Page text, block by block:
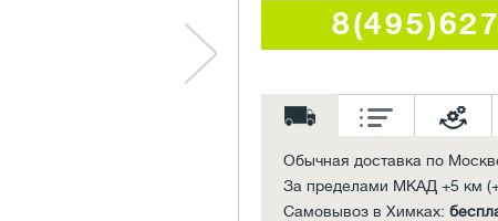
Обычная доставка по
За пределами МКАД +5 км
Самовывоз в Химках: